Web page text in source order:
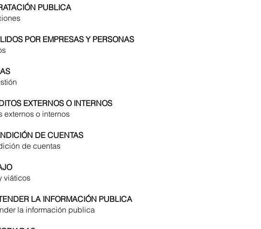
PUBLICA
POR EMPRESAS Y PERSONAS
EXTERNOS O INTERNOS
externos o internos
DE CUENTAS
de cuentas
viáticos
LA INFORMACIÓN PUBLICA
la información publica